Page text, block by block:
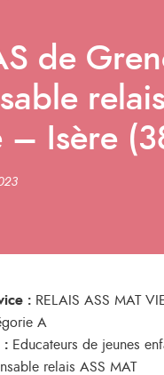
de
– Isère
: RELAIS ASS MAT
A
: Educateurs de jeunes
relais ASS MAT